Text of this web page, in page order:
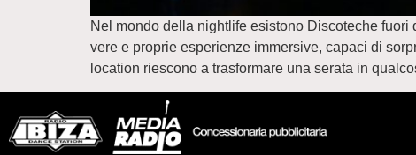
Nel mondo della nightlife esistono Discoteche
vere e proprie esperienze immersive, capaci di
location riescono a trasformare una serata in